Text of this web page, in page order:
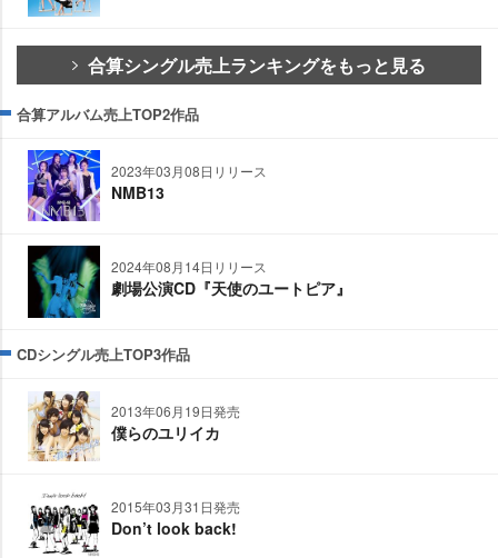
合算シングル売上ランキングをもっと見る
合算アルバム売上TOP2作品
2023年03月08日リリース
NMB13
2024年08月14日リリース
劇場公演CD『天使のユートピア』
CDシングル売上TOP3作品
2013年06月19日発売
僕らのユリイカ
2015年03月31日発売
Don’t look back!